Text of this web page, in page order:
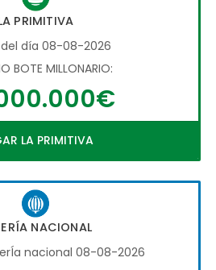
PRIMITIVA
día 08-08-2026
BOTE MILLONARIO:
LA PRIMITIVA
NACIONAL
nacional 08-08-2026